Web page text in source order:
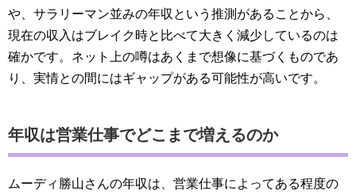
や、サラリーマン並みの年収という推測があることから、
現在の収入はブレイク時と比べて大きく減少しているのは
確かです。ネット上の噂はあくまで想像に基づくものであ
り、実情との間にはギャップがある可能性が高いです。
年収は営業仕事でどこまで増えるのか
ムーディ勝山さんの年収は、営業仕事によってある程度の